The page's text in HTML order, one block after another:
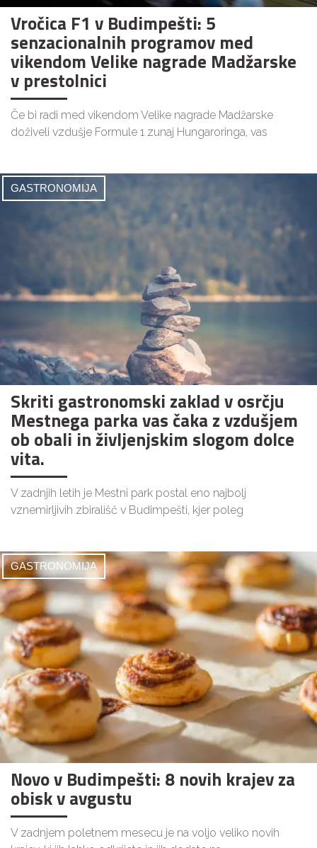
Vročica F1 v Budimpešti: 5
senzacionalnih programov med
vikendom Velike nagrade Madžarske
v prestolnici
Če bi radi med vikendom Velike nagrade Madžarske
doživeli vzdušje Formule 1 zunaj Hungaroringa, vas
GASTRONOMIJA
Skriti gastronomski zaklad v osrčju
Mestnega parka vas čaka z vzdušjem
ob obali in življenjskim slogom dolce
vita.
V zadnjih letih je Mestni park postal eno najbolj
vznemirljivih zbirališč v Budimpešti, kjer poleg
GASTRONOMIJA
Novo v Budimpešti: 8 novih krajev za
obisk v avgustu
V zadnjem poletnem mesecu je na voljo veliko novih